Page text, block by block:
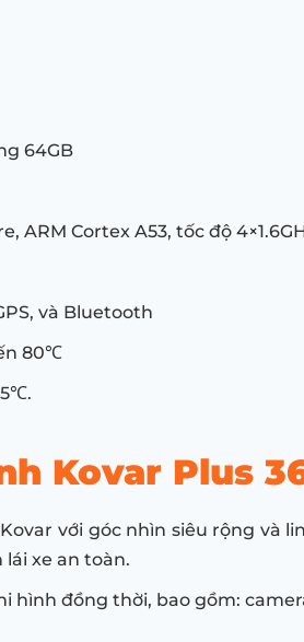
64GB
ARM Cortex A53, tốc độ
và Bluetooth
80℃
Kovar Plus
với góc nhìn siêu rộng và
xe an toàn.
hình đồng thời, bao gồm: